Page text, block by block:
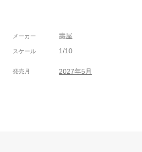
メーカー 壽屋
スケール 1/10
発売月 2027年5月